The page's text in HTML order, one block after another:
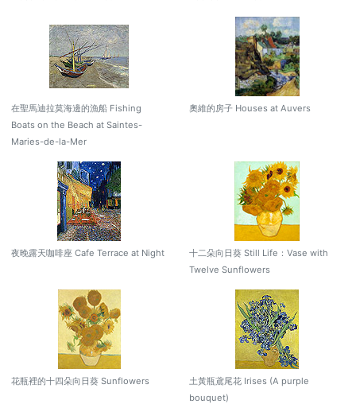
在聖馬迪拉莫海邊的漁船 Fishing
Boats on the Beach at Saintes-
Maries-de-la-Mer
奧維的房子 Houses at Auvers
夜晚露天咖啡座 Cafe Terrace at Night
十二朵向日葵 Still Life：Vase with
Twelve Sunflowers
花瓶裡的十四朵向日葵 Sunflowers
土黃瓶鳶尾花 Irises (A purple
bouquet)